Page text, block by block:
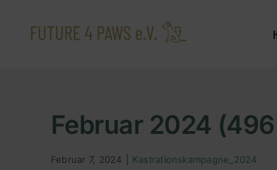
Februar 2024
Februar 7, 2024 Kastrationskampagne_2024